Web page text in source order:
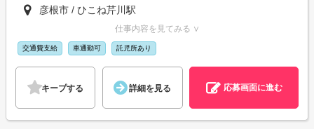
彦根市 / ひこね芹川駅
仕事内容を見てみる ∨
交通費支給 車通勤可 託児所あり
キープする 詳細を見る 応募画面に進む